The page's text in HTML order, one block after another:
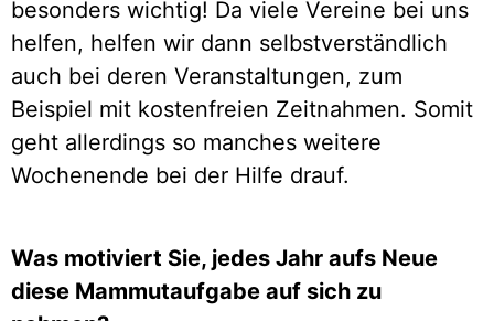
besonders wichtig! Da viele Vereine bei uns
helfen, helfen wir dann selbstverständlich
auch bei deren Veranstaltungen, zum
Beispiel mit kostenfreien Zeitnahmen. Somit
geht allerdings so manches weitere
Wochenende bei der Hilfe drauf.
Was motiviert Sie, jedes Jahr aufs Neue
diese Mammutaufgabe auf sich zu